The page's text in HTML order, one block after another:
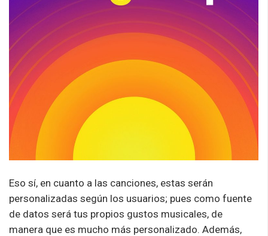
Eso sí, en cuanto a las canciones, estas serán
personalizadas según los usuarios; pues como fuente
de datos será tus propios gustos musicales, de
manera que es mucho más personalizado. Además,